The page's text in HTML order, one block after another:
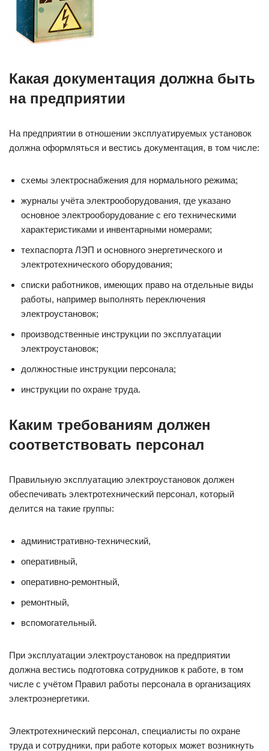
Какая документация должна быть
на предприятии
На предприятии в отношении эксплуатируемых установок
должна оформляться и вестись документация, в том числе:
схемы электроснабжения для нормального режима;
журналы учёта электрооборудования, где указано
основное электрооборудование с его техническими
характеристиками и инвентарными номерами;
техпаспорта ЛЭП и основного энергетического и
электротехнического оборудования;
списки работников, имеющих право на отдельные виды
работы, например выполнять переключения
электроустановок;
производственные инструкции по эксплуатации
электроустановок;
должностные инструкции персонала;
инструкции по охране труда.
Каким требованиям должен
соответствовать персонал
Правильную эксплуатацию электроустановок должен
обеспечивать электротехнический персонал, который
делится на такие группы:
административно-технический,
оперативный,
оперативно-ремонтный,
ремонтный,
вспомогательный.
При эксплуатации электроустановок на предприятии
должна вестись подготовка сотрудников к работе, в том
числе с учётом Правил работы персонала в организациях
электроэнергетики.
Электротехнический персонал, специалисты по охране
труда и сотрудники, при работе которых может возникнуть